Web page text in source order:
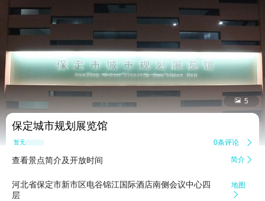
 5
保定城市规划展览馆
暂无点评 0条评论 
查看景点简介及开放时间 简介 
河北省保定市新市区电谷锦江国际酒店南侧会议中心四
层
地图

